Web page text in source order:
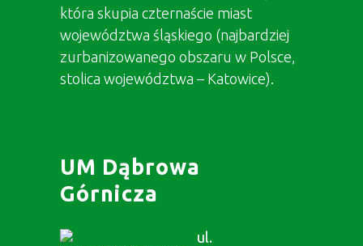
która skupia czternaście miast
województwa śląskiego (najbardziej
zurbanizowanego obszaru w Polsce,
stolica województwa – Katowice).
UM Dąbrowa
Górnicza
ul.